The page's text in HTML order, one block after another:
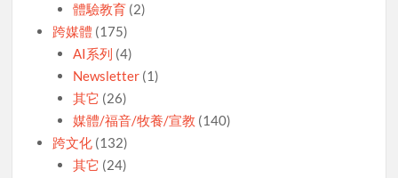
體驗教育(2)
跨媒體 (175)
AI系列 (4)
Newsletter(1)
其它 (26)
媒體/福音/牧養/宣教 (140)
跨文化 (132)
其它 (24)